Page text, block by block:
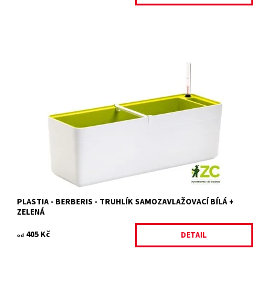
Samozavlažovací truhlík v moderním a důmyslném designu z
dílny mladých českých designerů, studia WRKS.
Skladem
18413/40
PLASTIA
PLASTIA - BERBERIS - TRUHLÍK SAMOZAVLAŽOVACÍ BÍLÁ +
ZELENÁ
od 405 Kč DETAIL